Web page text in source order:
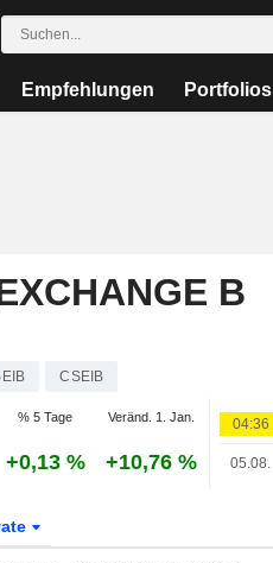
Empfehlungen Portfolios
B
CSEIB
% 5 Tage Veränd. 1. Jan.
+0,13 % +10,76 %
04:36
05.08.